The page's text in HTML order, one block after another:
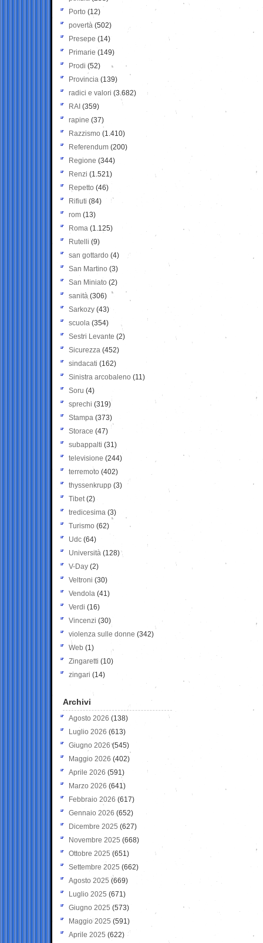
Porto (12)
povertà (502)
Presepe (14)
Primarie (149)
Prodi (52)
Provincia (139)
radici e valori (3.682)
RAI (359)
rapine (37)
Razzismo (1.410)
Referendum (200)
Regione (344)
Renzi (1.521)
Repetto (46)
Rifiuti (84)
rom (13)
Roma (1.125)
Rutelli (9)
san gottardo (4)
San Martino (3)
San Miniato (2)
sanità (306)
Sarkozy (43)
scuola (354)
Sestri Levante (2)
Sicurezza (452)
sindacati (162)
Sinistra arcobaleno (11)
Soru (4)
sprechi (319)
Stampa (373)
Storace (47)
subappalti (31)
televisione(244)
terremoto (402)
thyssenkrupp (3)
Tibet(2)
tredicesima (3)
Turismo (62)
Udc (64)
Università (128)
V-Day (2)
Veltroni (30)
Vendola (41)
Verdi (16)
Vincenzi (30)
violenza sulle donne (342)
Web (1)
Zingaretti (10)
zingari (14)
Archivi
Agosto 2026 (138)
Luglio 2026 (613)
Giugno 2026 (545)
Maggio 2026 (402)
Aprile 2026 (591)
Marzo 2026 (641)
Febbraio 2026 (617)
Gennaio 2026 (652)
Dicembre 2025 (627)
Novembre 2025 (668)
Ottobre 2025 (651)
Settembre 2025 (662)
Agosto 2025 (669)
Luglio 2025 (671)
Giugno 2025 (573)
Maggio 2025 (591)
Aprile 2025 (622)